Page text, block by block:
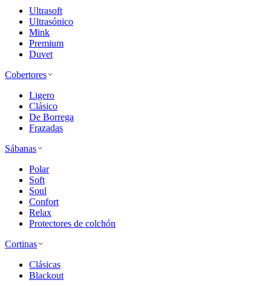
Ultrasoft
Ultrasónico
Mink
Premium
Duvet
Cobertores
Ligero
Clásico
De Borrega
Frazadas
Sábanas
Polar
Soft
Soul
Confort
Relax
Protectores de colchón
Cortinas
Clásicas
Blackout